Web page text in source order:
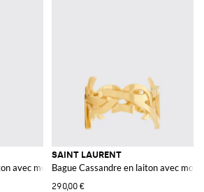
avec monogramme YSL
SAINT LAURENT
Bague Cassandre en laiton avec
290,00 €